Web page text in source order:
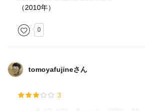
（2010年）
0
tomoyafujineさん
3